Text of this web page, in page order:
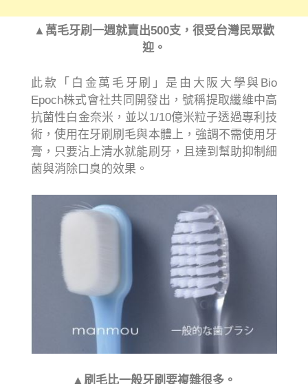
▲萬毛牙刷一週就賣出500支，很受台灣民眾歡
迎。
此款「白金萬毛牙刷」是由大阪大學與Bio
Epoch株式會社共同開發出，號稱提取纖維中高
抗菌性白金奈米，並以1/10億米粒子透過專利技
術，使用在牙刷刷毛與本體上，強調不需使用牙
膏，只要沾上清水就能刷牙，且達到幫助抑制細
菌與消除口臭的效果。
▲刷毛比一般牙刷要複雜很多。